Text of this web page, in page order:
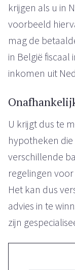
krijgen als u in
voorbeeld
mag de
in België
inkomen uit
U krijgt dus te
hypotheken
verschillende
regelingen
Het kan dus
advies in te
zijn